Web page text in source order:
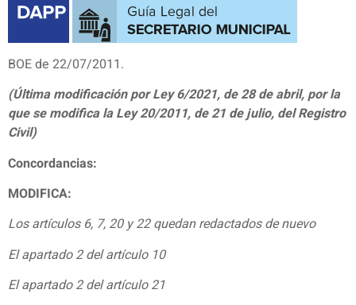
BOE de 22/07/2011.
(Última modificación por Ley 6/2021, de 28 de abril, por la
que se modifica la Ley 20/2011, de 21 de julio, del Registro
Civil)
Concordancias:
MODIFICA:
Los artículos 6, 7, 20 y 22 quedan redactados de nuevo
El apartado 2 del artículo 10
El apartado 2 del artículo 21